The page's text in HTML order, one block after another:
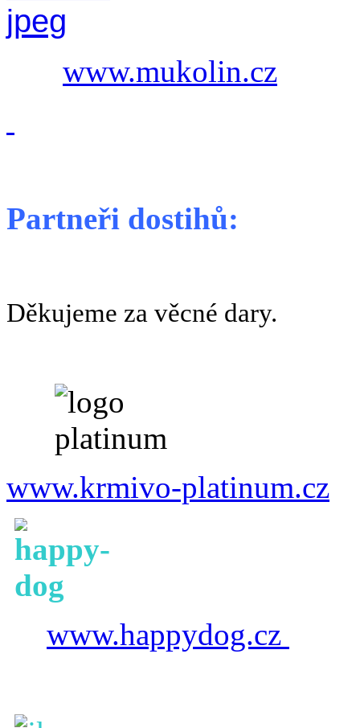
www.mukolin.cz
Partneři dostihů:
Děkujeme za věcné dary.
www.krmivo-platinum.cz
www.happydog.cz